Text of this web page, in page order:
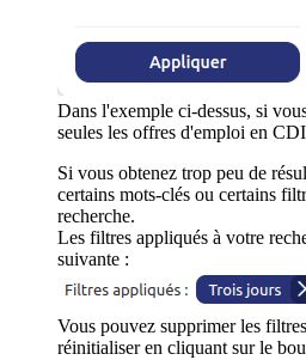
Dans l'exemple ci-dessus, si
seules les offres d'emploi en
Si vous obtenez trop peu de
certains mots-clés ou certains
recherche.
Les filtres appliqués à votre
suivante :
Vous pouvez supprimer les
réinitialiser en cliquant sur le